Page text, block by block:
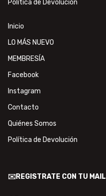
Política de Devolución
Inicio
LO MÁS NUEVO
MEMBRESÍA
Facebook
Instagram
Contacto
Quiénes Somos
Política de Devolución
✉️REGISTRATE CON TU MAIL